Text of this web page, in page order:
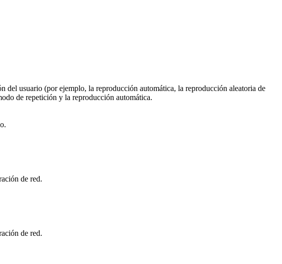
usuario (por ejemplo, la reproducción automática, la reproducción aleatoria de
de repetición y la reproducción automática.
de red.
de red.